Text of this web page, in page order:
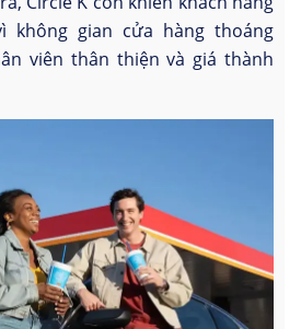
không gian cửa hàng thoáng
viên thân thiện và giá thành